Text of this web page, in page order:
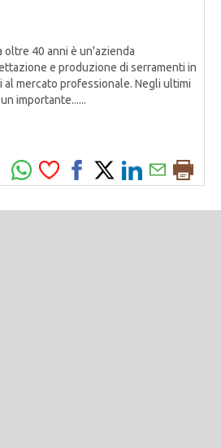
oltre 40 anni è un'azienda
e produzione di serramenti in
al mercato professionale. Negli ultimi
importante......